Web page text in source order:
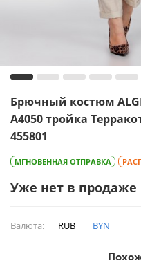
Брючный костюм
A4050 тройка
455801
МГНОВЕННАЯ ОТПРАВКА
Уже нет в продаже
Валюта: RUB BYN